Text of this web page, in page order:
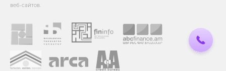
веб-сайтов.